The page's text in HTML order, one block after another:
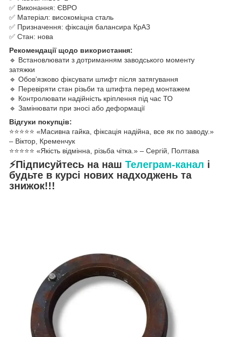
✅ Виконання: ЄВРО
✅ Матеріал: високоміцна сталь
✅ Призначення: фіксація балансира КрАЗ
✅ Стан: нова
Рекомендації щодо використання:
🔹 Встановлювати з дотриманням заводського моменту
затяжки
🔹 Обов’язково фіксувати штифт після затягування
🔹 Перевіряти стан різьби та штифта перед монтажем
🔹 Контролювати надійність кріплення під час ТО
🔹 Замінювати при зносі або деформації
Відгуки покупців:
⭐️⭐️⭐️⭐️⭐️ «Масивна гайка, фіксація надійна, все як по заводу.»
– Віктор, Кременчук
⭐️⭐️⭐️⭐️⭐️ «Якість відмінна, різьба чітка.» – Сергій, Полтава
⚡Підписуйтесь на наш Телеграм-канал і
будьте в курсі нових надходжень та
знижок!!!